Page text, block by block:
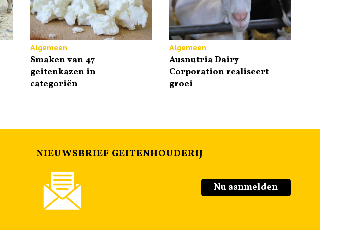
Algemeen
Smaken van 47
geitenkazen in
categoriën
Algemeen
Ausnutria Dairy
Corporation realiseert
groei
NIEUWSBRIEF GEITENHOUDERIJ
Nu aanmelden